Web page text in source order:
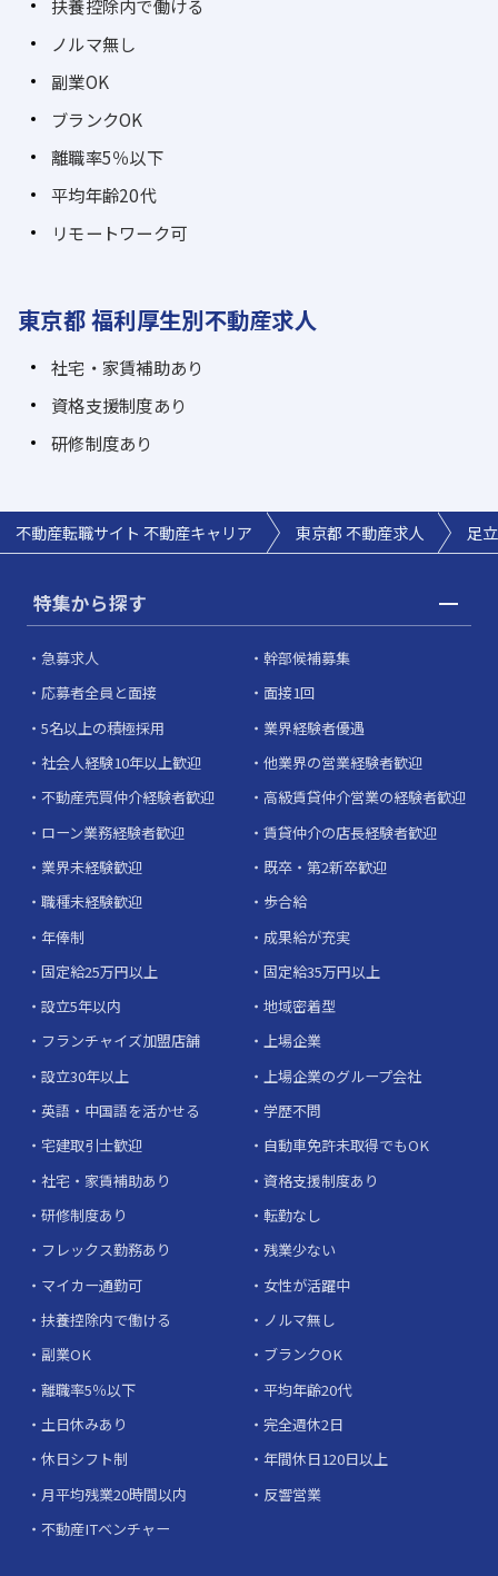
扶養控除内で働ける
ノルマ無し
副業OK
ブランクOK
離職率5％以下
平均年齢20代
リモートワーク可
東京都 福利厚生別不動産求人
社宅・家賃補助あり
資格支援制度あり
研修制度あり
不動産転職サイト 不動産キャリア 東京都 不動産求人 足
特集から探す
急募求人
幹部候補募集
応募者全員と面接
面接1回
5名以上の積極採用
業界経験者優遇
社会人経験10年以上歓迎
他業界の営業経験者歓迎
不動産売買仲介経験者歓迎
高級賃貸仲介営業の経験者歓迎
ローン業務経験者歓迎
賃貸仲介の店長経験者歓迎
業界未経験歓迎
既卒・第2新卒歓迎
職種未経験歓迎
歩合給
年俸制
成果給が充実
固定給25万円以上
固定給35万円以上
設立5年以内
地域密着型
フランチャイズ加盟店舗
上場企業
設立30年以上
上場企業のグループ会社
英語・中国語を活かせる
学歴不問
宅建取引士歓迎
自動車免許未取得でもOK
社宅・家賃補助あり
資格支援制度あり
研修制度あり
転勤なし
フレックス勤務あり
残業少ない
マイカー通勤可
女性が活躍中
扶養控除内で働ける
ノルマ無し
副業OK
ブランクOK
離職率5％以下
平均年齢20代
土日休みあり
完全週休2日
休日シフト制
年間休日120日以上
月平均残業20時間以内
反響営業
不動産ITベンチャー